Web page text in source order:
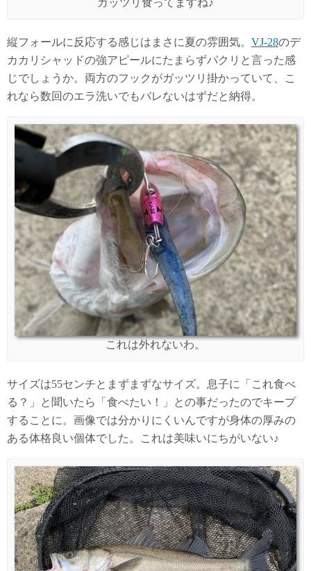
ガッツリ食ってますね♪
縦フォールに反応する感じはまさに夏の雰囲気。 VJ-28のデ
カカリシャッドの強アピールにたまらずパクリと言った感
じでしょうか。両方のフックがガッツリ掛かっていて、こ
れなら数回のエラ洗いでもバレないはずだと納得。
これは外れないわ。
サイズは55センチとまずまずなサイズ。息子に「これ食べ
る？」と聞いたら「食べたい！」との事だったのでキープ
することに。画像では分かりにくいんですが身体の厚みの
ある体格良い個体でした。これは美味いにちがいない♪